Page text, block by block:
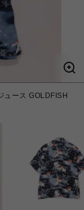
ース GOLDFISH